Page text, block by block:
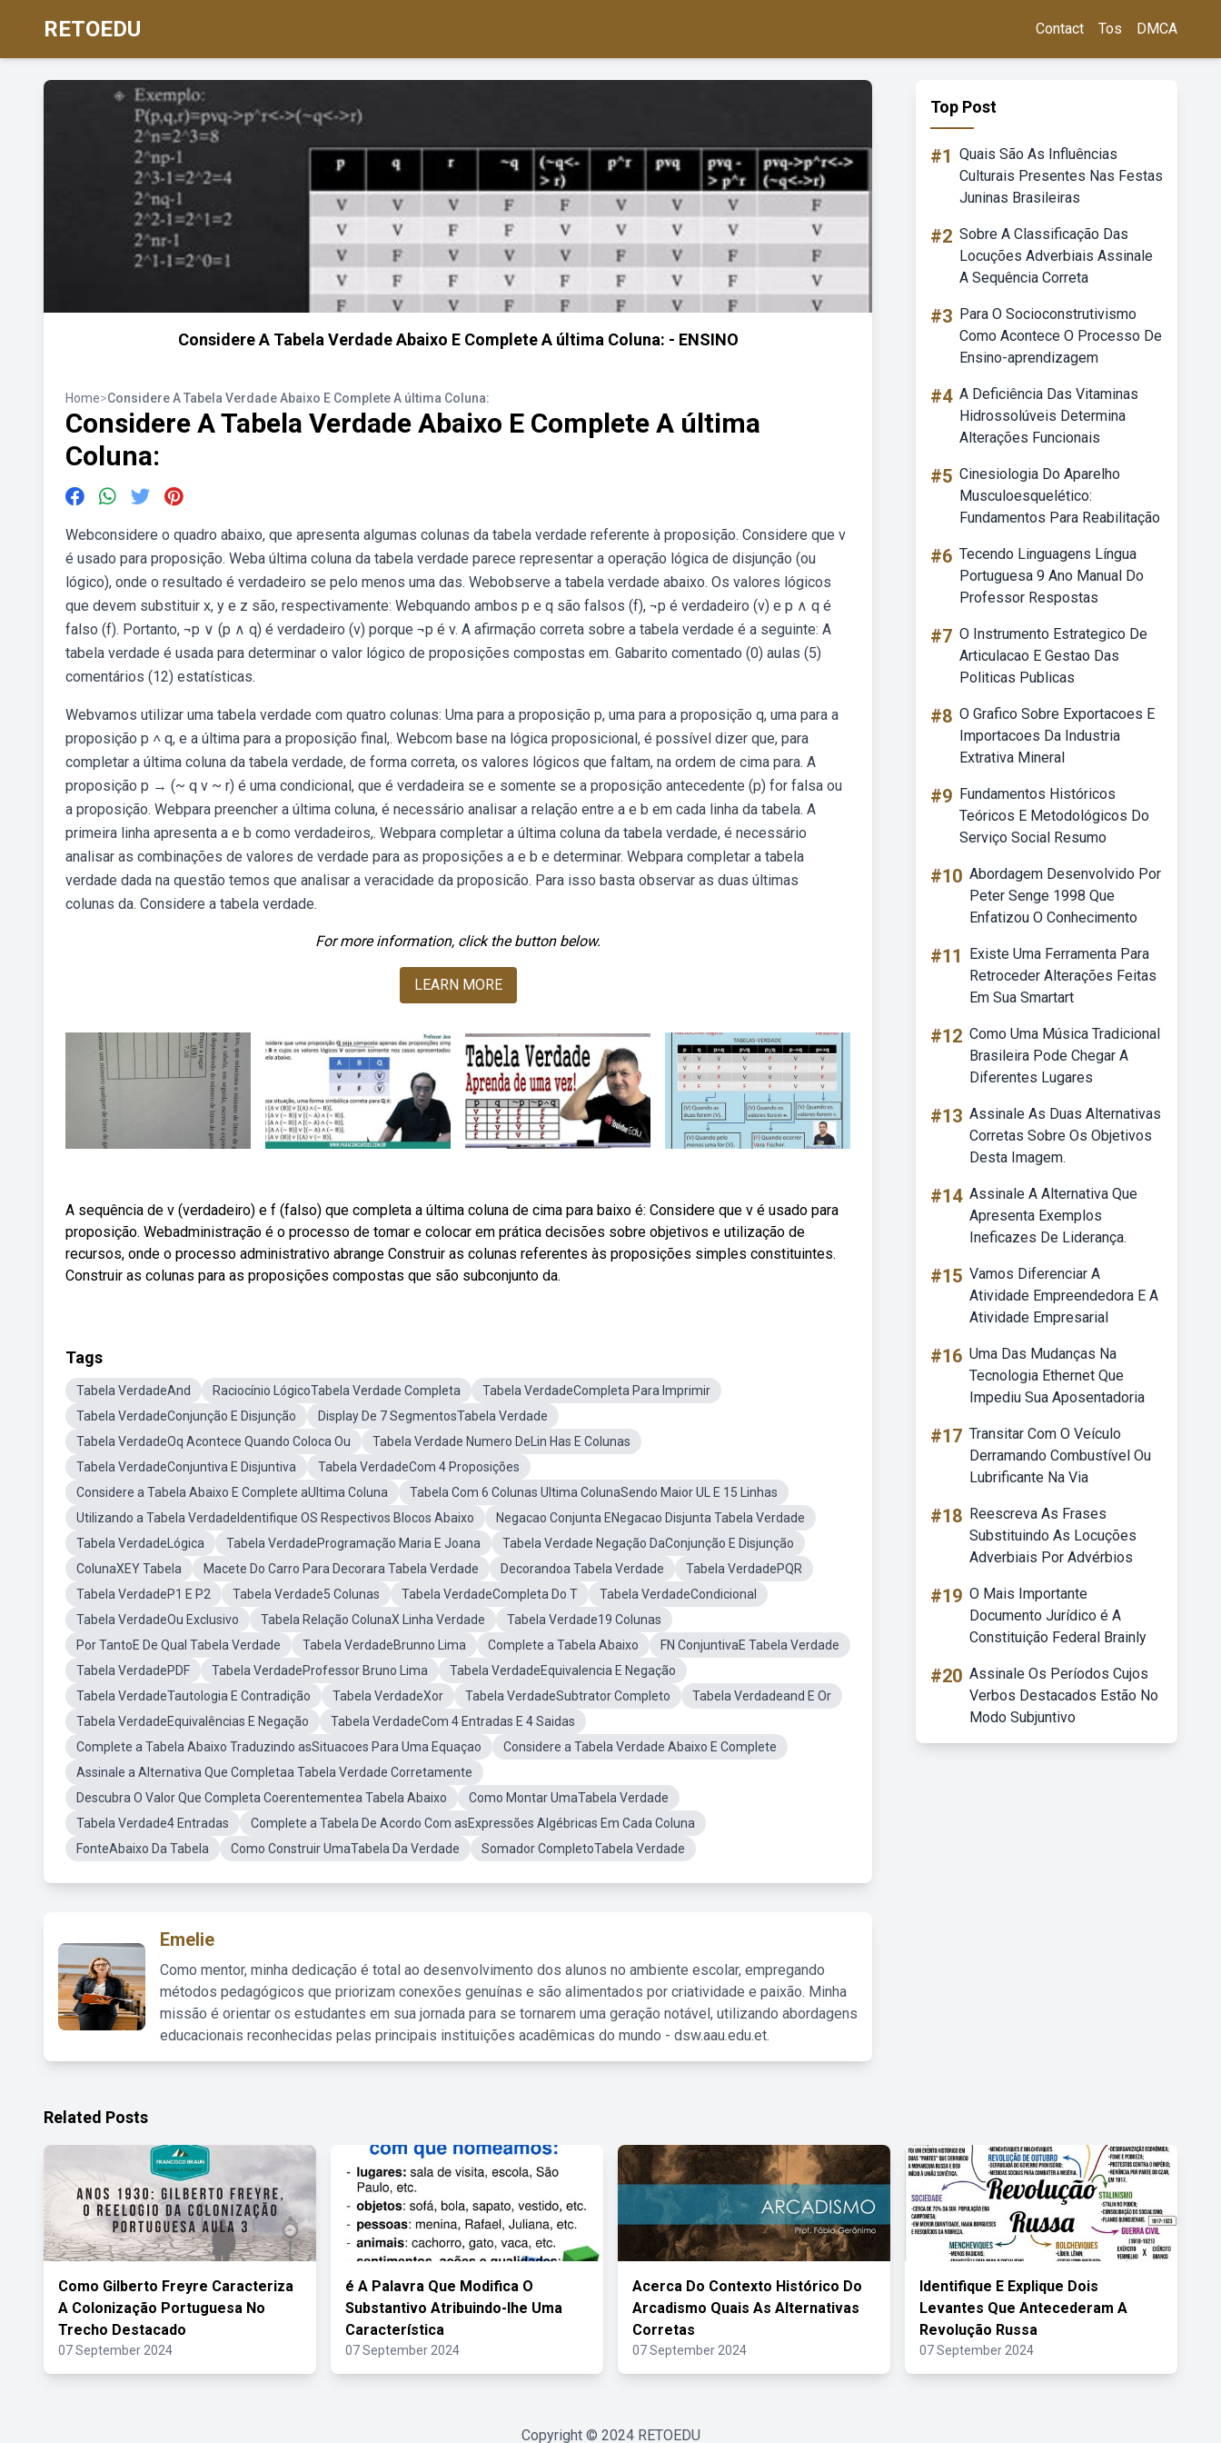
RETOEDU Contact Tos DMCA
Considere A Tabela Verdade Abaixo E Complete A última Coluna: - ENSINO
Home>Considere A Tabela Verdade Abaixo E Complete A última Coluna:
Considere A Tabela Verdade Abaixo E Complete A última
Coluna:
Webconsidere o quadro abaixo, que apresenta algumas colunas da tabela verdade referente à proposição. Considere que v
é usado para proposição. Weba última coluna da tabela verdade parece representar a operação lógica de disjunção (ou
lógico), onde o resultado é verdadeiro se pelo menos uma das. Webobserve a tabela verdade abaixo. Os valores lógicos
que devem substituir x, y e z são, respectivamente: Webquando ambos p e q são falsos (f), ¬p é verdadeiro (v) e p ∧ q é
falso (f). Portanto, ¬p ∨ (p ∧ q) é verdadeiro (v) porque ¬p é v. A afirmação correta sobre a tabela verdade é a seguinte: A
tabela verdade é usada para determinar o valor lógico de proposições compostas em. Gabarito comentado (0) aulas (5)
comentários (12) estatísticas.
Webvamos utilizar uma tabela verdade com quatro colunas: Uma para a proposição p, uma para a proposição q, uma para a
proposição p ˄ q, e a última para a proposição final,. Webcom base na lógica proposicional, é possível dizer que, para
completar a última coluna da tabela verdade, de forma correta, os valores lógicos que faltam, na ordem de cima para. A
proposição p → (~ q v ~ r) é uma condicional, que é verdadeira se e somente se a proposição antecedente (p) for falsa ou
a proposição. Webpara preencher a última coluna, é necessário analisar a relação entre a e b em cada linha da tabela. A
primeira linha apresenta a e b como verdadeiros,. Webpara completar a última coluna da tabela verdade, é necessário
analisar as combinações de valores de verdade para as proposições a e b e determinar. Webpara completar a tabela
verdade dada na questão temos que analisar a veracidade da proposicão. Para isso basta observar as duas últimas
colunas da. Considere a tabela verdade.
For more information, click the button below.
LEARN MORE
A sequência de v (verdadeiro) e f (falso) que completa a última coluna de cima para baixo é: Considere que v é usado para
proposição. Webadministração é o processo de tomar e colocar em prática decisões sobre objetivos e utilização de
recursos, onde o processo administrativo abrange Construir as colunas referentes às proposições simples constituintes.
Construir as colunas para as proposições compostas que são subconjunto da.
Tags
Tabela VerdadeAnd Raciocínio LógicoTabela Verdade Completa
Tabela VerdadeCompleta Para Imprimir
Tabela VerdadeConjunção E Disjunção
Display De 7 SegmentosTabela Verdade
Tabela VerdadeOq Acontece Quando Coloca Ou
Tabela Verdade Numero DeLin Has E Colunas
Tabela VerdadeConjuntiva E Disjuntiva
Tabela VerdadeCom 4 Proposições
Considere a Tabela Abaixo E Complete aUltima Coluna
Tabela Com 6 Colunas Ultima ColunaSendo Maior UL E 15 Linhas
Utilizando a Tabela VerdadeIdentifique OS Respectivos Blocos Abaixo
Negacao Conjunta ENegacao Disjunta Tabela Verdade
Tabela VerdadeLógica
Tabela VerdadeProgramação Maria E Joana
Tabela Verdade Negação DaConjunção E Disjunção
ColunaXEY Tabela
Macete Do Carro Para Decorara Tabela Verdade Decorandoa Tabela Verdade
Tabela VerdadePQR
Tabela VerdadeP1 E P2
Tabela Verdade5 Colunas Tabela VerdadeCompleta Do T
Tabela VerdadeCondicional
Tabela VerdadeOu Exclusivo
Tabela Relação ColunaX Linha Verdade
Tabela Verdade19 Colunas
Por TantoE De Qual Tabela Verdade
Tabela VerdadeBrunno Lima Complete a Tabela Abaixo
FN ConjuntivaE Tabela Verdade
Tabela VerdadePDF
Tabela VerdadeProfessor Bruno Lima
Tabela VerdadeEquivalencia E Negação
Tabela VerdadeTautologia E Contradição
Tabela VerdadeXor Tabela VerdadeSubtrator Completo
Tabela Verdadeand E Or
Tabela VerdadeEquivalências E Negação
Tabela VerdadeCom 4 Entradas E 4 Saidas
Complete a Tabela Abaixo Traduzindo asSituacoes Para Uma Equaçao
Considere a Tabela Verdade Abaixo E Complete
Assinale a Alternativa Que Completaa Tabela Verdade Corretamente
Descubra O Valor Que Completa Coerentementea Tabela Abaixo
Como Montar UmaTabela Verdade
Tabela Verdade4 Entradas
Complete a Tabela De Acordo Com asExpressões Algébricas Em Cada Coluna
FonteAbaixo Da Tabela
Como Construir UmaTabela Da Verdade Somador CompletoTabela Verdade
Emelie
Como mentor, minha dedicação é total ao desenvolvimento dos alunos no ambiente escolar, empregando
métodos pedagógicos que priorizam conexões genuínas e são alimentados por criatividade e paixão. Minha
missão é orientar os estudantes em sua jornada para se tornarem uma geração notável, utilizando abordagens
educacionais reconhecidas pelas principais instituições acadêmicas do mundo - dsw.aau.edu.et.
Top Post
#1 Quais São As Influências
Culturais Presentes Nas Festas
Juninas Brasileiras
#2 Sobre A Classificação Das
Locuções Adverbiais Assinale
A Sequência Correta
#3 Para O Socioconstrutivismo
Como Acontece O Processo De
Ensino-aprendizagem
#4 A Deficiência Das Vitaminas
Hidrossolúveis Determina
Alterações Funcionais
#5 Cinesiologia Do Aparelho
Musculoesquelético:
Fundamentos Para Reabilitação
#6 Tecendo Linguagens Língua
Portuguesa 9 Ano Manual Do
Professor Respostas
#7 O Instrumento Estrategico De
Articulacao E Gestao Das
Politicas Publicas
#8 O Grafico Sobre Exportacoes E
Importacoes Da Industria
Extrativa Mineral
#9 Fundamentos Históricos
Teóricos E Metodológicos Do
Serviço Social Resumo
#10 Abordagem Desenvolvido Por
Peter Senge 1998 Que
Enfatizou O Conhecimento
#11
Existe Uma Ferramenta Para
Retroceder Alterações Feitas
Em Sua Smartart
#12 Como Uma Música Tradicional
Brasileira Pode Chegar A
Diferentes Lugares
#13 Assinale As Duas Alternativas
Corretas Sobre Os Objetivos
Desta Imagem.
#14 Assinale A Alternativa Que
Apresenta Exemplos
Ineficazes De Liderança.
#15 Vamos Diferenciar A
Atividade Empreendedora E A
Atividade Empresarial
#16 Uma Das Mudanças Na
Tecnologia Ethernet Que
Impediu Sua Aposentadoria
#17 Transitar Com O Veículo
Derramando Combustível Ou
Lubrificante Na Via
#18 Reescreva As Frases
Substituindo As Locuções
Adverbiais Por Advérbios
#19 O Mais Importante
Documento Jurídico é A
Constituição Federal Brainly
#20 Assinale Os Períodos Cujos
Verbos Destacados Estão No
Modo Subjuntivo
Related Posts
Como Gilberto Freyre Caracteriza
A Colonização Portuguesa No
Trecho Destacado
07 September 2024
é A Palavra Que Modifica O
Substantivo Atribuindo-lhe Uma
Característica
07 September 2024
Acerca Do Contexto Histórico Do
Arcadismo Quais As Alternativas
Corretas
07 September 2024
Identifique E Explique Dois
Levantes Que Antecederam A
Revolução Russa
07 September 2024
Copyright © 2024 RETOEDU